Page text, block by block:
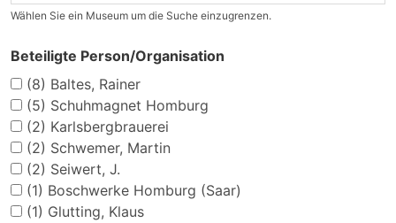
Wählen Sie ein Museum um die Suche einzugrenzen.
Beteiligte Person/Organisation
(8) Baltes, Rainer
(5) Schuhmagnet Homburg
(2) Karlsbergbrauerei
(2) Schwemer, Martin
(2) Seiwert, J.
(1) Boschwerke Homburg (Saar)
(1) Glutting, Klaus